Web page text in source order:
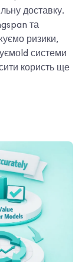
доставку.
та
ризики,
ld системи
користь ще